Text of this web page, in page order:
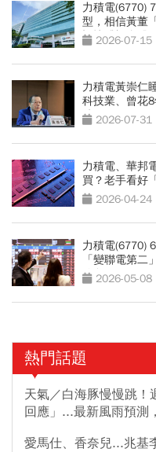
力積電(6770)
型，相信黃董
記憶體概念股
2026-07-15
力積電黃崇仁
科技業、曾花
號 2026-07-31
力積電、華邦
買？老手看好
2026-04-24
力積電(6770)
「變聯電第
臉色2026-05-08
熱門話題
天氣／白海豚慢慢跳
回應」...最新風雨預測
愛馬仕、香奈兒...兆基